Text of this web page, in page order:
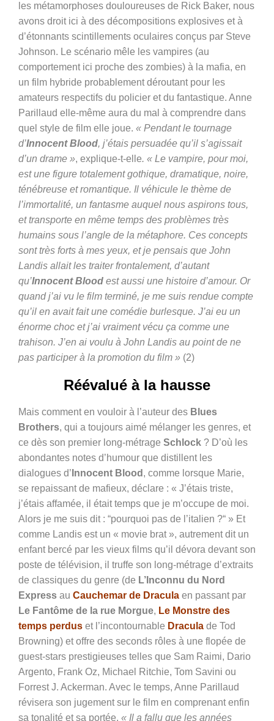
les métamorphoses douloureuses de Rick Baker, nous
avons droit ici à des décompositions explosives et à
d’étonnants scintillements oculaires conçus par Steve
Johnson. Le scénario mêle les vampires (au
comportement ici proche des zombies) à la mafia, en
un film hybride probablement déroutant pour les
amateurs respectifs du policier et du fantastique. Anne
Parillaud elle-même aura du mal à comprendre dans
quel style de film elle joue. « Pendant le tournage
d’Innocent Blood, j’étais persuadée qu’il s’agissait
d’un drame », explique-t-elle. « Le vampire, pour moi,
est une figure totalement gothique, dramatique, noire,
ténébreuse et romantique. Il véhicule le thème de
l’immortalité, un fantasme auquel nous aspirons tous,
et transporte en même temps des problèmes très
humains sous l’angle de la métaphore. Ces concepts
sont très forts à mes yeux, et je pensais que John
Landis allait les traiter frontalement, d’autant
qu’Innocent Blood est aussi une histoire d’amour. Or
quand j’ai vu le film terminé, je me suis rendue compte
qu’il en avait fait une comédie burlesque. J’ai eu un
énorme choc et j’ai vraiment vécu ça comme une
trahison. J’en ai voulu à John Landis au point de ne
pas participer à la promotion du film » (2)
Réévalué à la hausse
Mais comment en vouloir à l’auteur des Blues
Brothers, qui a toujours aimé mélanger les genres, et
ce dès son premier long-métrage Schlock ? D’où les
abondantes notes d’humour que distillent les
dialogues d’ Innocent Blood , comme lorsque Marie,
se repaissant de mafieux, déclare : « J’étais triste,
j’étais affamée, il était temps que je m’occupe de moi.
Alors je me suis dit : “pourquoi pas de l’italien ?“ » Et
comme Landis est un « movie brat », autrement dit un
enfant bercé par les vieux films qu’il dévora devant son
poste de télévision, il truffe son long-métrage d’extraits
de classiques du genre (de L’Inconnu du Nord
Express au Cauchemar de Dracula en passant par
Le Fantôme de la rue Morgue, Le Monstre des
temps perdus et l’incontournable Dracula de Tod
Browning) et offre des seconds rôles à une flopée de
guest-stars prestigieuses telles que Sam Raimi, Dario
Argento, Frank Oz, Michael Ritchie, Tom Savini ou
Forrest J. Ackerman. Avec le temps, Anne Parillaud
révisera son jugement sur le film en comprenant enfin
sa tonalité et sa portée. « Il a fallu que les années